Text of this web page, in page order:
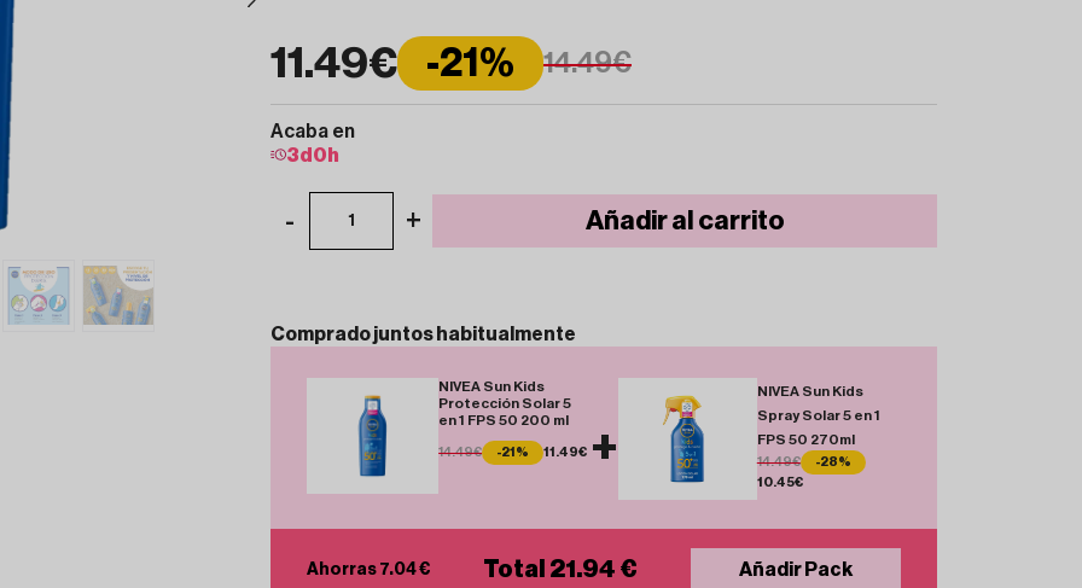
11.49€ -21% 14.49€
Acaba en
3d 0 h
- 1 + Añadir al carrito
Compradojuntos habitualmente
NIVEA Sun Kids
Protección Solar 5
en 1 FPS 50 200 ml
14.49€ -21% 11.49€ +
NIVEA Sun Kids
Spray Solar 5 en 1
FPS 50 270ml
14.49€
-28%
10.45€
Ahorras 7.04 € Total 21.94 € Añadir Pack